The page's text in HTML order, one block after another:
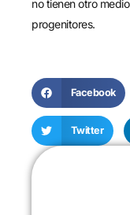
no tienen otro
progenitores.
Facebook
Twitter